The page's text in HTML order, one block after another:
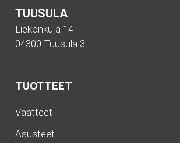
TUUSULA
Liekonkuja 14
04300 Tuusula 3
TUOTTEET
Vaatteet
Asusteet